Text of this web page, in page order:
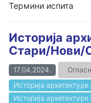
Термини испита
Историја
Стари/Нови/
17.04.2024.
Историја
Историја